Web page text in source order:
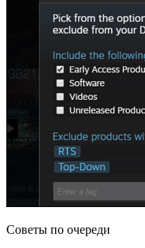
Советы по очереди